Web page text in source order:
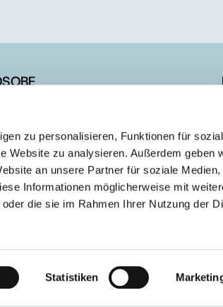
zu personalisieren, Funktionen für
Website zu analysieren. Außerdem geben
an unsere Partner für soziale Medien,
Informationen möglicherweise mit
die sie im Rahmen Ihrer Nutzung der
Statistiken
podrška